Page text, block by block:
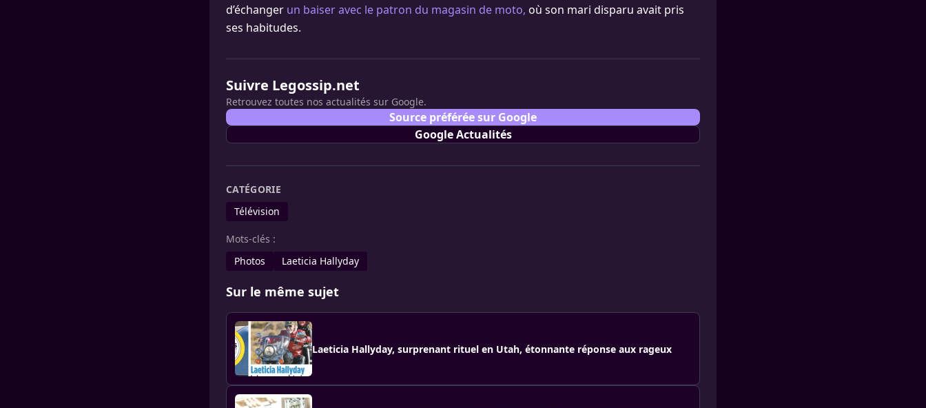
d’échanger un baiser avec le patron du magasin de moto, où son mari disparu avait pris
ses habitudes.
Suivre Legossip.net
Retrouvez toutes nos actualités sur Google.
Source préférée sur Google
Google Actualités
CATÉGORIE
Télévision
Mots-clés :
Photos
Laeticia Hallyday
Sur le même sujet
Laeticia Hallyday, surprenant rituel en Utah, étonnante réponse aux rageux